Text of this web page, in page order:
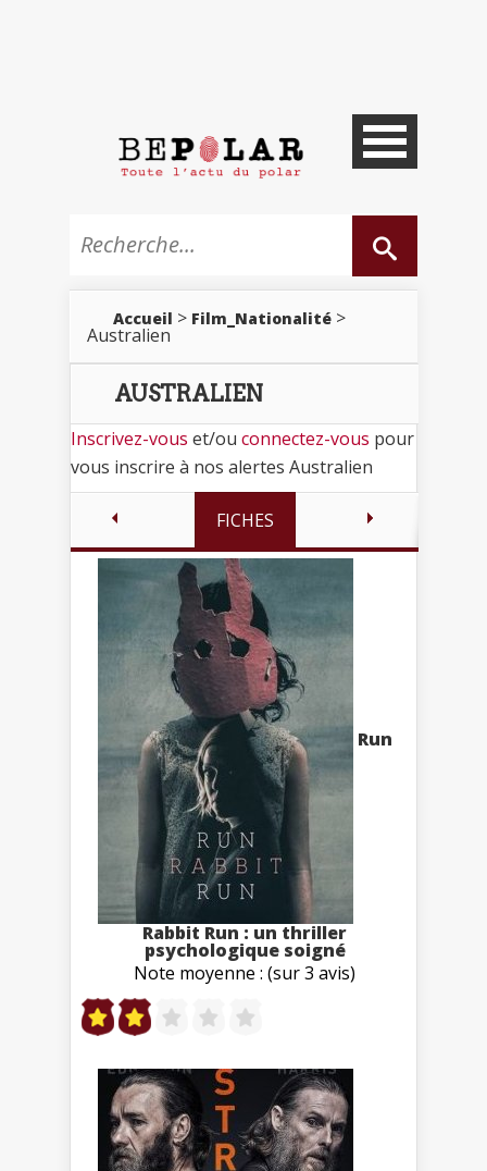
Accueil > Film_Nationalité >
Australien
AUSTRALIEN
Inscrivez-vous et/ou connectez-vous pour
vous inscrire à nos alertes Australien
FICHES
Run
Rabbit Run : un thriller
psychologique soigné
Note moyenne : (sur 3 avis)